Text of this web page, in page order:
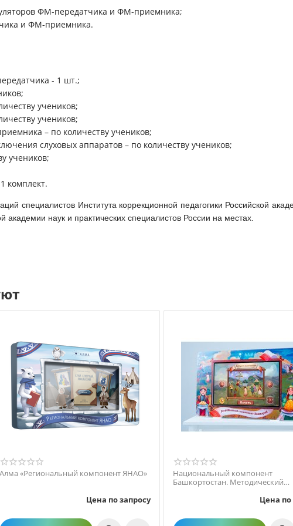
ФМ-передатчика и ФМ-приемника;
и ФМ-приемника.
- 1 шт.;
учеников;
учеников;
– по количеству учеников;
слуховых аппаратов – по количеству учеников;
учеников;
комплект.
специалистов Института коррекционной педагогики Российской
академии наук и практических специалистов России на местах.
Алма «Региональный компонент ЯНАО»
Цена по запросу
Национальный компонент
Башкортостан. Методический
Цена по